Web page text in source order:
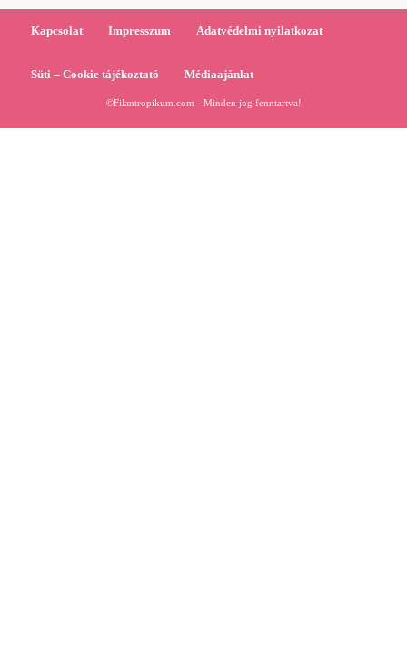
Kapcsolat Impresszum Adatvédelmi nyilatkozat
Süti – Cookie tájékoztató Médiaajánlat
©Filantropikum.com - Minden jog fenntartva!